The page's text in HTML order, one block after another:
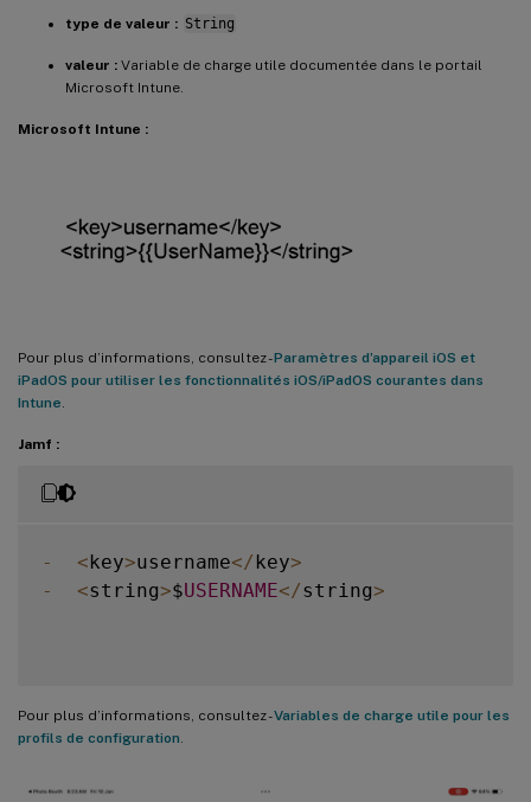
type de valeur : String
valeur : Variable de charge utile documentée dans le portail
Microsoft Intune.
Microsoft Intune :
Pour plus d’informations, consultez -Paramètres d’appareil iOS et
iPadOS pour utiliser les fonctionnalités iOS/iPadOS courantes dans
Intune
Jamf :
- <key>username</ key>
-
<string>$USERNAME</string>
Pour plus d’informations, consultez -Variables de charge utile pour les
profils de configuration